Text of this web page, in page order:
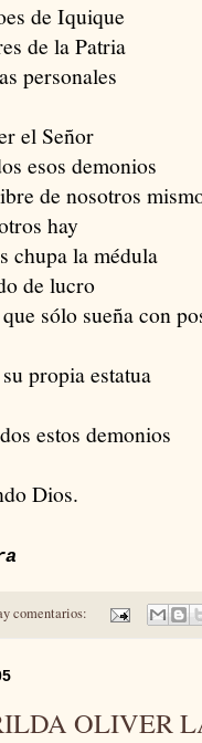
de Iquique
de la Patria
personales
el Señor
esos demonios
de nosotros
hay
chupa la médula
de lucro
sólo sueña con
propia estatua
estos demonios
Dios.
comentarios:
OLIVER